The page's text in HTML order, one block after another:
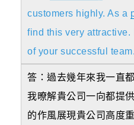
customers highly. As a
find this very
of your successful team.
答：過去幾年來我一直
我暸解貴公司一向都提
的作風展現貴公司高度